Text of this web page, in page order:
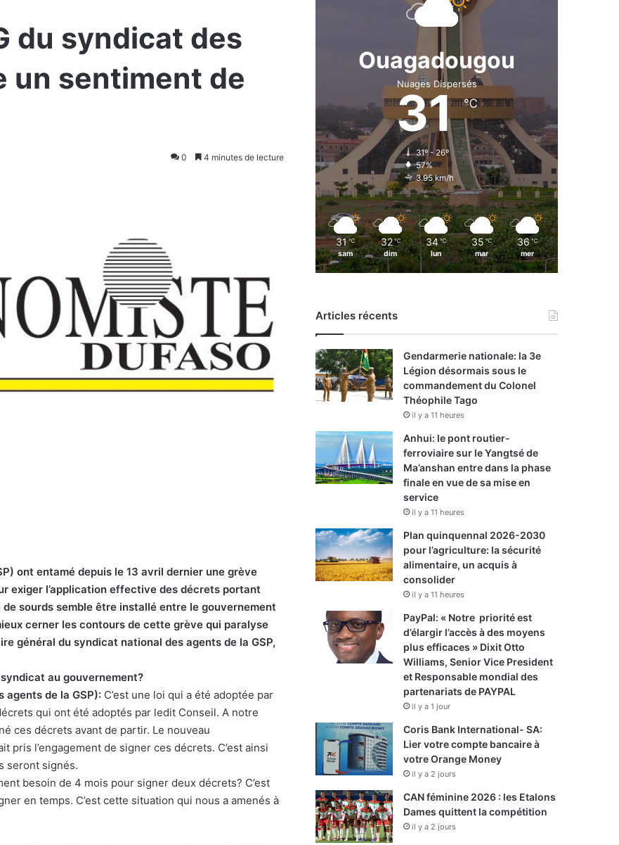
du syndicat des
un sentiment de
0 4 minutes de lecture
ont entamé depuis le 13 avril dernier une grève
exiger l’application effective des décrets portant
sourds semble être installé entre le gouvernement
cerner les contours de cette grève qui paralyse
général du syndicat national des agents de la GSP,
syndicat au gouvernement?
de la GSP): C’est une loi qui a été adoptée par
qui ont été adoptés par ledit Conseil. A notre
ces décrets avant de partir. Le nouveau
l’engagement de signer ces décrets. C’est ainsi
seront signés.
besoin de 4 mois pour signer deux décrets? C’est
en temps. C’est cette situation qui nous a amenés à
Ouagadougou
Nuages Dispersés
31℃
31º - 26º
57%
3.95 km/h
31 ℃
sam
32 ℃
dim
34 ℃
lun
35 ℃
mar
36 ℃
mer
Articles récents
Gendarmerie nationale: la 3e
Légion désormais sous le
commandement du Colonel
Théophile Tago
il y a 11 heures
Anhui: le pont routier-
ferroviaire sur le Yangtsé de
Ma’anshan entre dans la phase
finale en vue de sa mise en
service
il y a 11 heures
Plan quinquennal 2026-2030
pour l’agriculture: la sécurité
alimentaire, un acquis à
consolider
il y a 11 heures
PayPal: « Notre priorité est
d’élargir l’accès à des moyens
plus efficaces » Dixit Otto
Williams, Senior Vice President
et Responsable mondial des
partenariats de PAYPAL
il y a 1 jour
Coris Bank International- SA:
Lier votre compte bancaire à
votre Orange Money
il y a 2 jours
CAN féminine 2026 : les Etalons
Dames quittent la compétition
il y a 2 jours